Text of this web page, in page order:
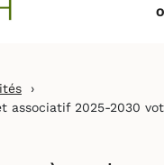
›
associatif 2025-2030